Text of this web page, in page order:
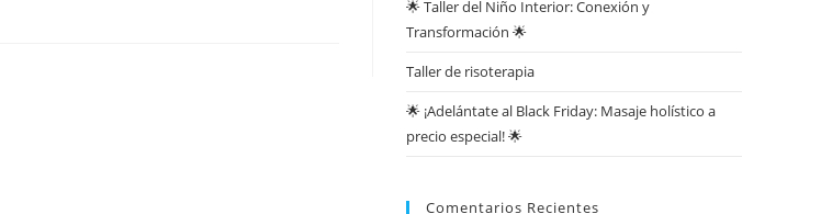
🌟 Taller del Niño Interior: Conexión y
Transformación 🌟
Taller de risoterapia
🌟 ¡Adelántate al Black Friday: Masaje holístico a
precio especial! 🌟
Comentarios Recientes